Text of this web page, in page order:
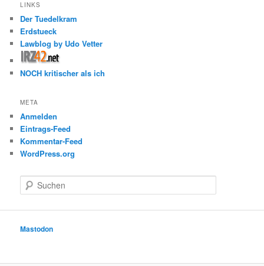
LINKS
Der Tuedelkram
Erdstueck
Lawblog by Udo Vetter
NOCH kritischer als ich
META
Anmelden
Eintrags-Feed
Kommentar-Feed
WordPress.org
u
e
Mastodon